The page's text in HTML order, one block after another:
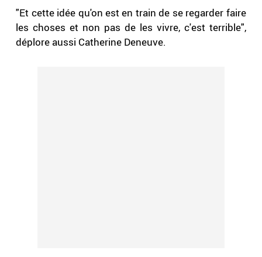
"Et cette idée qu'on est en train de se regarder faire
les choses et non pas de les vivre, c'est terrible",
déplore aussi Catherine Deneuve.